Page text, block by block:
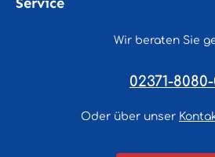
Wir beraten Sie
02371-
Oder über unser